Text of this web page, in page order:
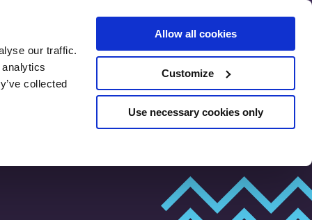
our traffic.
collected
Allow all cookies
Customize
Use necessary cookies only
Κριτικές Προαξιολόγηση SEO